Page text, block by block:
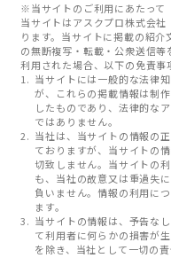
※当サイトのご利用にあたって
当サイトはアスクプロ株式会
ります。当サイトに掲載の紹
の無断複写・転載・公衆送信
利用された場合、以下の免責事
当サイトには一般的な法律
が、これらの掲載情報は制
したものであり、法律的な
ではありません。
当社は、当サイトの情報の
ておりますが、当サイトの
切致しません。当サイトの
も、当社の故意又は重過失
負いません。情報の利用に
ます。
当サイトの情報は、予告な
て利用者に何らかの損害が
を除き、当社として一切の責